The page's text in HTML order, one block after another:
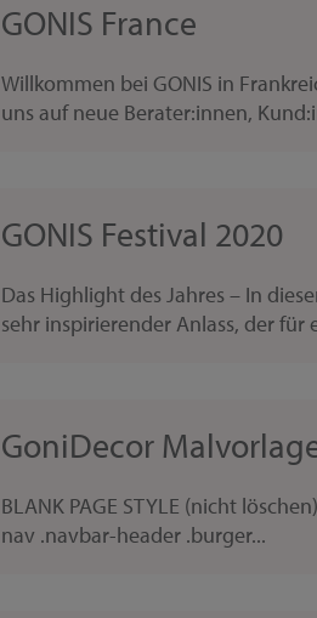
GONIS France
Willkommen bei GONIS in
uns auf neue Berater:innen,
GONIS Festival 2020
Das Highlight des Jahres – In
sehr inspirierender Anlass, der für
GoniDecor
BLANK PAGE STYLE (nicht
nav .navbar-header .burger...